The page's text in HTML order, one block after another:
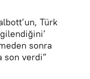
Türk
sonra
son verdi”